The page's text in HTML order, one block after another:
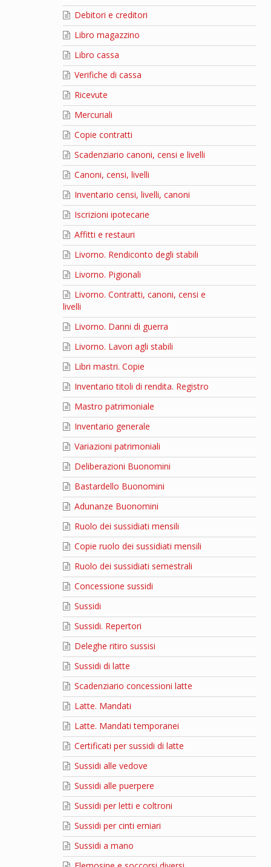
Debitori e creditori
Libro magazzino
Libro cassa
Verifiche di cassa
Ricevute
Mercuriali
Copie contratti
Scadenziario canoni, censi e livelli
Canoni, censi, livelli
Inventario censi, livelli, canoni
Iscrizioni ipotecarie
Affitti e restauri
Livorno. Rendiconto degli stabili
Livorno. Pigionali
Livorno. Contratti, canoni, censi e
livelli
Livorno. Danni di guerra
Livorno. Lavori agli stabili
Libri mastri. Copie
Inventario titoli di rendita. Registro
Mastro patrimoniale
Inventario generale
Variazioni patrimoniali
Deliberazioni Buonomini
Bastardello Buonomini
Adunanze Buonomini
Ruolo dei sussidiati mensili
Copie ruolo dei sussidiati mensili
Ruolo dei sussidiati semestrali
Concessione sussidi
Sussidi
Sussidi. Repertori
Deleghe ritiro sussisi
Sussidi di latte
Scadenziario concessioni latte
Latte. Mandati
Latte. Mandati temporanei
Certificati per sussidi di latte
Sussidi alle vedove
Sussidi alle puerpere
Sussidi per letti e coltroni
Sussidi per cinti erniari
Sussidi a mano